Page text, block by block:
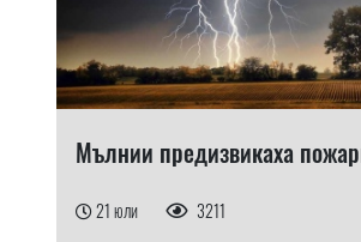
Мълнии предизвикаха
21 юли 3211